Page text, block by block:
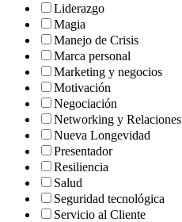
Liderazgo
Magia
Manejo de Crisis
Marca personal
Marketing y negocios
Motivación
Negociación
Networking y Relaciones
Nueva Longevidad
Presentador
Resiliencia
Salud
Seguridad tecnológica
Servicio al Cliente